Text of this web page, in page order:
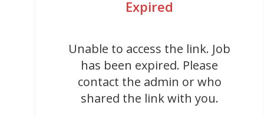
Expired
Unable to access the link. Job
has been expired. Please
contact the admin or who
shared the link with you.